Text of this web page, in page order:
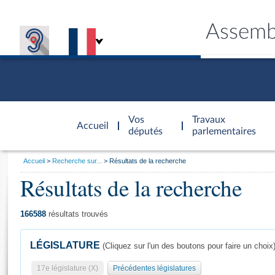
Accueil
d'accueil
Vos
députés
Travaux
parlementaires
Général
Vous
Accueil Recherche sur... Résultats de la recherche
Résultats de la recherche
166588 résultats trouvés
LÉGISLATURE (Cliquez sur l'un des boutons pour faire un choix)
17e législature (X) Précédentes législatures